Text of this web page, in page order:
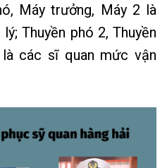
Máy trưởng, Máy 2 là
Thuyền phó 2, Thuyền
các sĩ quan mức vận